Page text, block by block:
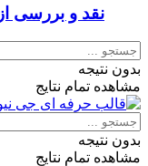
نقد و بررسی از Intel Core i7-7700K لو رفت
بدون نتیجه
مشاهده تمام نتایج
بدون نتیجه
مشاهده تمام نتایج